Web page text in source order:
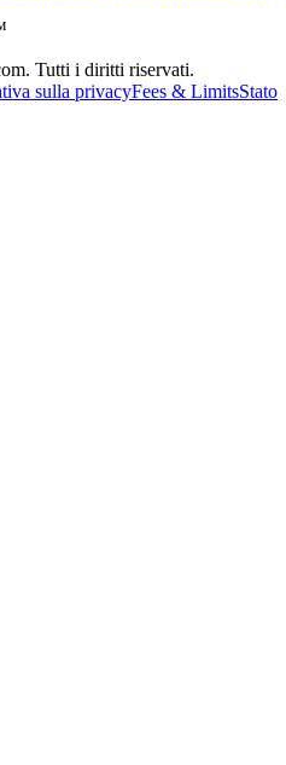
Tutti i diritti riservati.
sulla privacyFees & LimitsStato